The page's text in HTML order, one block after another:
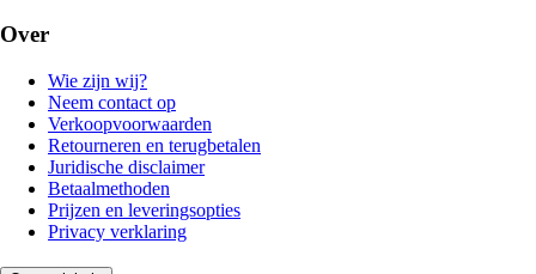
Over
Wie zijn wij?
Neem contact op
Verkoopvoorwaarden
Retourneren en terugbetalen
Juridische disclaimer
Betaalmethoden
Prijzen en leveringsopties
Privacy verklaring